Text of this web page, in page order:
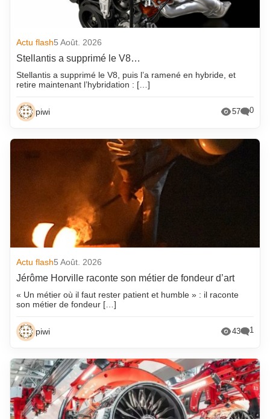
Actu flash5 Août. 2026
Stellantis a supprimé le V8…
Stellantis a supprimé le V8, puis l’a ramené en hybride, et
retire maintenant l’hybridation : […]
piwi 57 0
Actu flash5 Août. 2026
Jérôme Horville raconte son métier de fondeur d’art
« Un métier où il faut rester patient et humble » : il raconte
son métier de fondeur […]
piwi 43 1